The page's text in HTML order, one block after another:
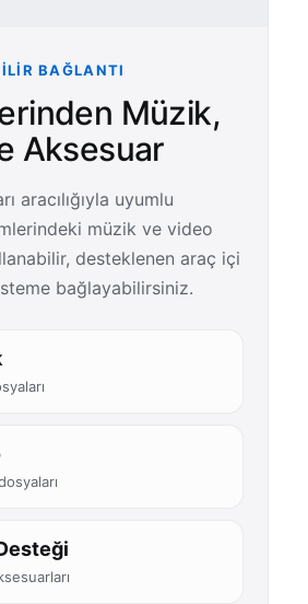
BAĞLANTI
Müzik,
Aksesuar
aracılığıyla uyumlu
müzik ve video
desteklenen araç içi
bağlayabilirsiniz.